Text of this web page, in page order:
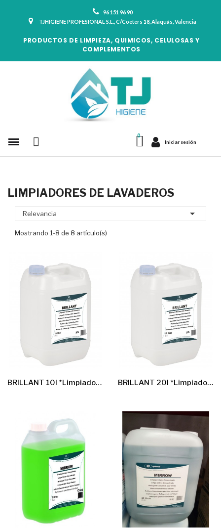
96 151 96 90
TJHIGIENE PROFESIONAL S.L., C/Coeters 18, Alaquás, Valencia
PRODUCTOS DE LIMPIEZA, QUIMICOS, CELULOSAS Y
COMPLEMENTOS
Iniciar sesión
LIMPIADORES DE LAVADEROS
Relevancia 
Mostrando 1-8 de 8 artículo(s)
BRILLANT 10l *Limpiador Acido Llantas Aluminio* BRILLANT 20l *Limpiador Acido Llantas Aluminio*